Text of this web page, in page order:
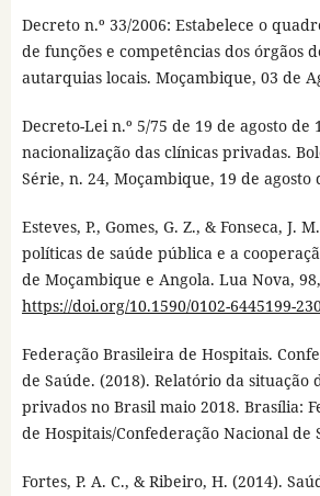
Decreto n.º 33/2006: Estabelece o
de funções e competências dos órgãos
autarquias locais. Moçambique, 03 de
Decreto-Lei n.º 5/75 de 19 de agosto de
nacionalização das clínicas privadas.
Série, n. 24, Moçambique, 19 de agosto
Esteves, P., Gomes, G. Z., & Fonseca, J.
políticas de saúde pública e a
de Moçambique e Angola. Lua Nova,
https://doi.org/10.1590/0102-6445199-
Federação Brasileira de Hospitais.
de Saúde. (2018). Relatório da situação
privados no Brasil maio 2018. Brasília:
de Hospitais/Confederação Nacional de
Fortes, P. A. C., & Ribeiro, H. (2014).